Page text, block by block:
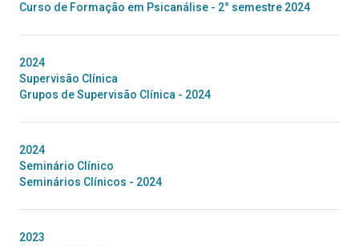
Curso de Formação em Psicanálise - 2° semestre 2024
2024
Supervisão Clínica
Grupos de Supervisão Clínica - 2024
2024
Seminário Clínico
Seminários Clínicos - 2024
2023